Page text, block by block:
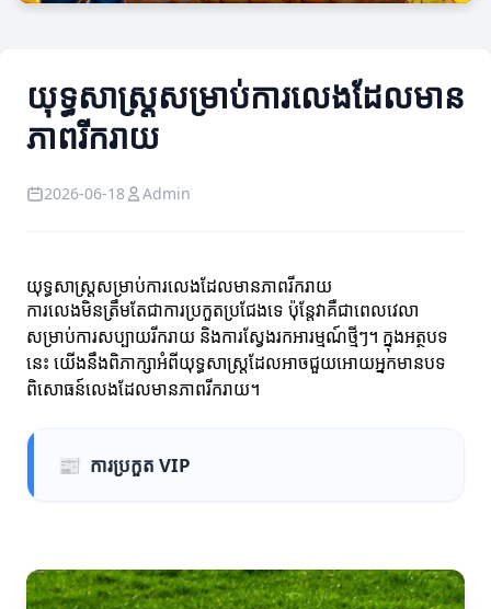
យុទ្ធសាស្ត្រសម្រាប់ការលេងដែលមាន
ភាពរីករាយ
2026-06-18 Admin
យុទ្ធសាស្ត្រសម្រាប់ការលេងដែលមានភាពរីករាយ
ការលេងមិនត្រឹមតែជាការប្រកួតប្រជែងទេ ប៉ុន្តែវាគឺជាពេលវេលា
សម្រាប់ការសប្បាយរីករាយ និងការស្វែងរកអារម្មណ៍ថ្មីៗ។ ក្នុងអត្ថបទ
នេះ យើងនឹងពិភាក្សាអំពីយុទ្ធសាស្ត្រដែលអាចជួយអោយអ្នកមានបទ
ពិសោធន៍លេងដែលមានភាពរីករាយ។
📰 ការប្រកួត VIP